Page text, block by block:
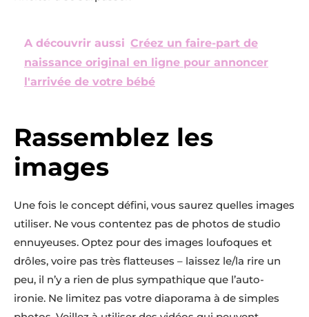
A découvrir aussi Créez un faire-part de
naissance original en ligne pour annoncer
l'arrivée de votre bébé
Rassemblez les
images
Une fois le concept défini, vous saurez quelles images
utiliser. Ne vous contentez pas de photos de studio
ennuyeuses. Optez pour des images loufoques et
drôles, voire pas très flatteuses – laissez le/la rire un
peu, il n’y a rien de plus sympathique que l’auto-
ironie. Ne limitez pas votre diaporama à de simples